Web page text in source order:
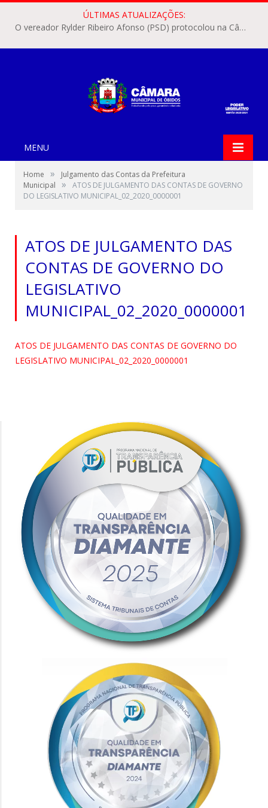
ÚLTIMAS ATUALIZAÇÕES:
O vereador Rylder Ribeiro Afonso (PSD) protocolou na Câmara Municipal de Óbidos o Requerimento nº 346/2026.
MENU
Home »
Julgamento das Contas da Prefeitura
Municipal
»
ATOS DE JULGAMENTO DAS CONTAS DE GOVERNO
DO LEGISLATIVO MUNICIPAL_02_2020_0000001
ATOS DE JULGAMENTO DAS
CONTAS DE GOVERNO DO
LEGISLATIVO
MUNICIPAL_02_2020_0000001
ATOS DE JULGAMENTO DAS CONTAS DE GOVERNO DO
LEGISLATIVO MUNICIPAL_02_2020_0000001